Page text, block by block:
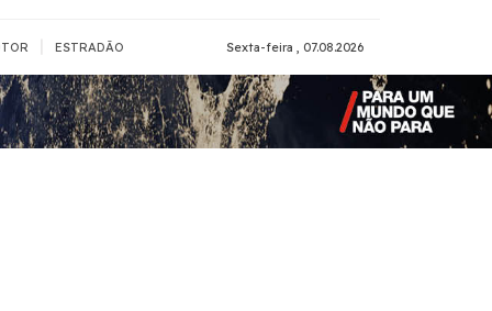
QUÊ? PCD
Todos
ESTRADÃO Sexta-feira , 07.08.2026